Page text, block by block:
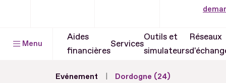
Menu
Aides
financières
Services
Outils et
simulateurs
Réseaux
Evénement Dordogne (24)